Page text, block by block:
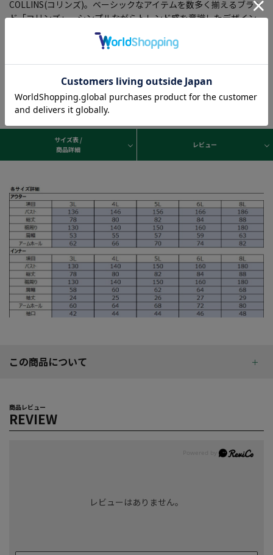
COLLINS(コリンズ)。ベーシックなアイテムを数多く揃えるブラン
ド「コリンズ」。シンプルながらトレンド感を意識したデザイン
が特徴。着回しの良さに定評がある。
サイズ表 /
商品詳細
レビュー
この商品について
商品レビュー
REVIEW
レビューはありません。